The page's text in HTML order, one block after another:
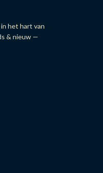
het hart van
& nieuw —